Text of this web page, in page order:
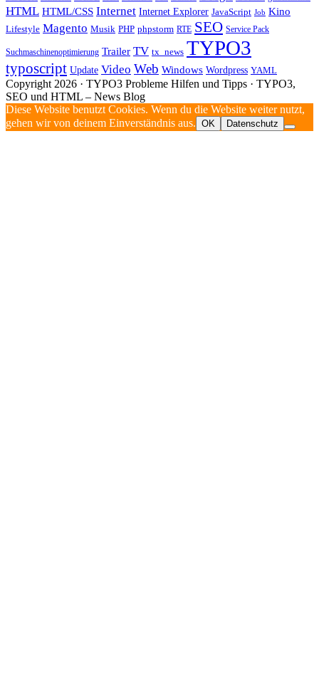
HTML HTML/CSS Internet Internet Explorer JavaScript Job Kino
Lifestyle Magento Musik PHP phpstorm RTE SEO Service Pack
Suchmaschinenoptimierung Trailer TV tx_news TYPO3
typoscript Update Video Web Windows Wordpress YAML
Copyright 2026 · TYPO3 Probleme Hilfen und Tipps · TYPO3,
SEO und HTML – News Blog
Diese Website benutzt Cookies. Wenn du die Website weiter nutzt,
gehen wir von deinem Einverständnis aus. OK Datenschutz